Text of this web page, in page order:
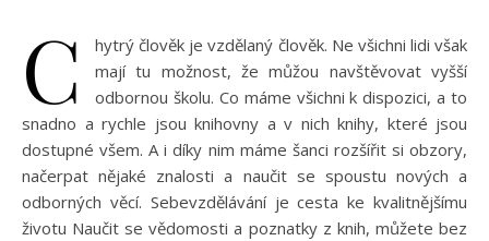
C
hytrý člověk je vzdělaný člověk. Ne všichni lidi však
mají tu možnost, že můžou navštěvovat vyšší
odbornou školu. Co máme všichni k dispozici, a to
snadno a rychle jsou knihovny a v nich knihy, které jsou
dostupné všem. A i díky nim máme šanci rozšířit si obzory,
načerpat nějaké znalosti a naučit se spoustu nových a
odborných věcí. Sebevzdělávání je cesta ke kvalitnějšímu
životu Naučit se vědomosti a poznatky z knih, můžete bez